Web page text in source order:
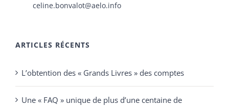
celine.bonvalot@aelo.info
ARTICLES RÉCENTS
L’obtention des « Grands Livres » des comptes
Une « FAQ » unique de plus d’une centaine de